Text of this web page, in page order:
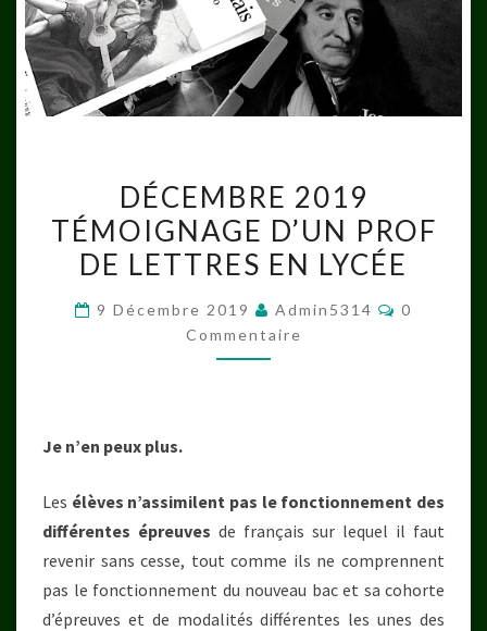
2019
TÉMOIGNAGE
D’UN
DE
DÉCEMBRE 2019
TÉMOIGNAGE D’UN PROF
DE LETTRES EN LYCÉE
9 Décembre 2019 Admin5314
0
Commentaire
Je n’en peux plus.
Les élèves n’assimilent pas le fonctionnement des
différentes épreuves de français sur lequel il faut
revenir sans cesse, tout comme ils ne comprennent
pas le fonctionnement du nouveau bac et sa cohorte
d’épreuves et de modalités différentes les unes des